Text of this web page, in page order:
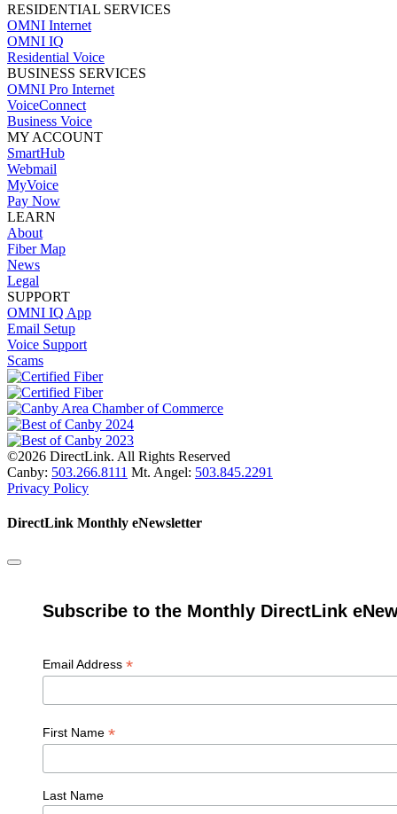
RESIDENTIAL SERVICES
OMNI Internet
OMNI IQ
Residential Voice
BUSINESS SERVICES
OMNI Pro Internet
VoiceConnect
Business Voice
MY ACCOUNT
SmartHub
Webmail
MyVoice
Pay Now
LEARN
About
Fiber Map
News
Legal
SUPPORT
OMNI IQ App
Email Setup
Voice Support
Scams
©2026 DirectLink. All Rights Reserved
Canby: 503.266.8111 Mt. Angel: 503.845.2291
Privacy Policy
DirectLink Monthly eNewsletter
Subscribe to the Monthly DirectLink
Email Address *
First Name *
Last Name